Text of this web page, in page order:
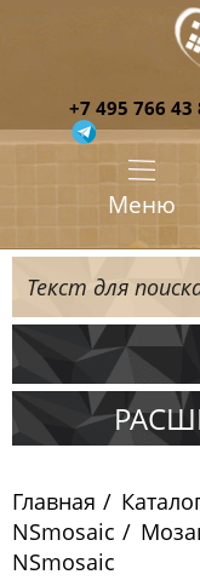
+7 495 766 43
Меню
Испания
Китай
Pixelmosaic
Главная
NSmosaic
NSmosaic